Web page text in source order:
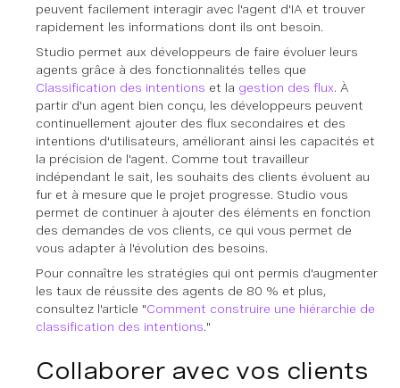
peuvent facilement interagir avec l'agent d'IA et trouver
rapidement les informations dont ils ont besoin.
Studio permet aux développeurs de faire évoluer leurs
agents grâce à des fonctionnalités telles que
Classification des intentions et la gestion des flux. À
partir d'un agent bien conçu, les développeurs peuvent
continuellement ajouter des flux secondaires et des
intentions d'utilisateurs, améliorant ainsi les capacités et
la précision de l'agent. Comme tout travailleur
indépendant le sait, les souhaits des clients évoluent au
fur et à mesure que le projet progresse. Studio vous
permet de continuer à ajouter des éléments en fonction
des demandes de vos clients, ce qui vous permet de
vous adapter à l'évolution des besoins.
Pour connaître les stratégies qui ont permis d'augmenter
les taux de réussite des agents de 80 % et plus,
consultez l'article "Comment construire une hiérarchie de
classification des intentions."
Collaborer avec vos clients